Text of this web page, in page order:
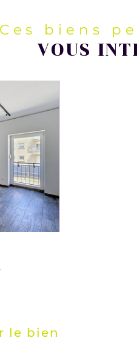
Ces biens
VOUS
le bien